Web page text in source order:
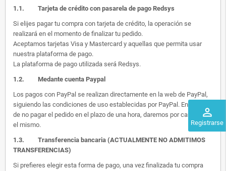
perm_identity
Registrarse
1.1. Tarjeta de crédito con pasarela de pago Redsys
Si elijes pagar tu compra con tarjeta de crédito, la operación se
realizará en el momento de finalizar tu pedido.
Aceptamos tarjetas Visa y Mastercard y aquellas que permita usar
nuestra plataforma de pago.
La plataforma de pago utilizada será Redsys.
1.2. Medante cuenta Paypal
Los pagos con PayPal se realizan directamente en la web de PayPal,
siguiendo las condiciones de uso establecidas por PayPal. En el caso
de no pagar el pedido en el plazo de una hora, daremos por cancelado
el mismo.
1.3. Transferencia bancaria (ACTUALMENTE NO ADMITIMOS
TRANSFERENCIAS)
Si prefieres elegir esta forma de pago, una vez finalizada tu compra